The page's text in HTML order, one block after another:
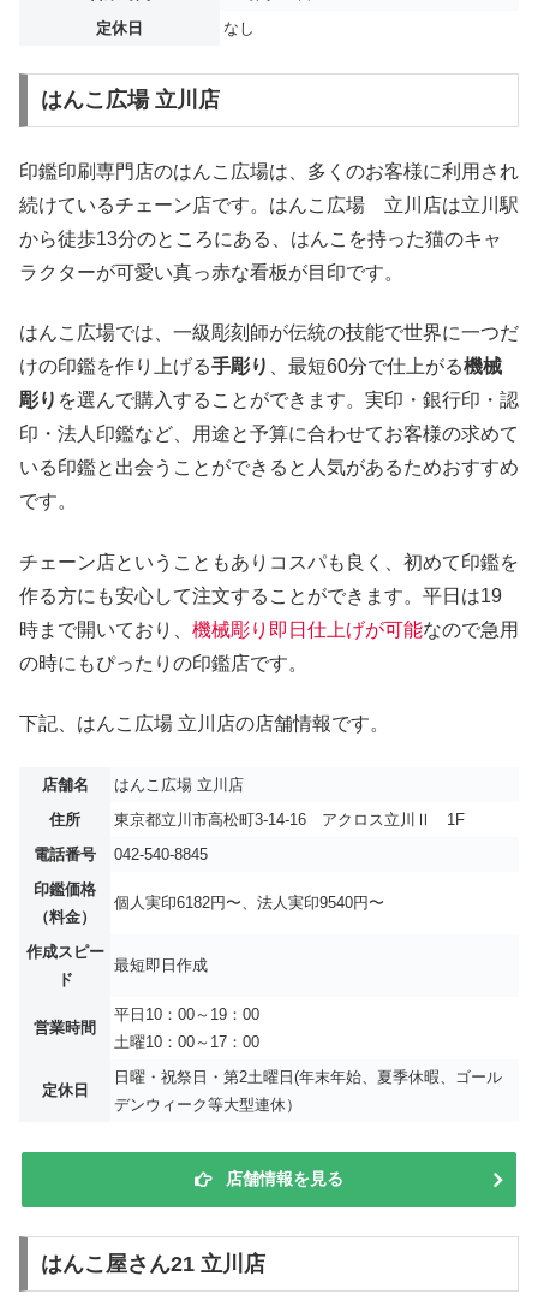
定休日
なし
はんこ広場 立川店
印鑑印刷専門店のはんこ広場は、多くのお客様に利用され
続けているチェーン店です。はんこ広場 立川店は立川駅
から徒歩13分のところにある、はんこを持った猫のキャ
ラクターが可愛い真っ赤な看板が目印です。
はんこ広場では、一級彫刻師が伝統の技能で世界に一つだ
けの印鑑を作り上げる手彫り 、最短60分で仕上がる機械
彫り を選んで購入することができます。実印・銀行印・認
印・法人印鑑など、用途と予算に合わせてお客様の求めて
いる印鑑と出会うことができると人気があるためおすすめ
です。
チェーン店ということもありコスパも良く、初めて印鑑を
作る方にも安心して注文することができます。平日は19
時まで開いており、 機械彫り即日仕上げが可能なので急用
の時にもぴったりの印鑑店です。
下記、はんこ広場 立川店の店舗情報です。
店舗名
はんこ広場 立川店
住所
東京都立川市高松町3-14-16 アクロス立川Ⅱ 1F
電話番号
042-540-8845
印鑑価格
（料金）
個人実印6182円〜、法人実印9540円〜
作成スピー
ド
最短即日作成
営業時間
平日10：00～19：00
土曜10：00～17：00
定休日
日曜・祝祭日・第2土曜日(年末年始、夏季休暇、ゴール
デンウィーク等大型連休）
店舗情報を見る
はんこ屋さん21 立川店